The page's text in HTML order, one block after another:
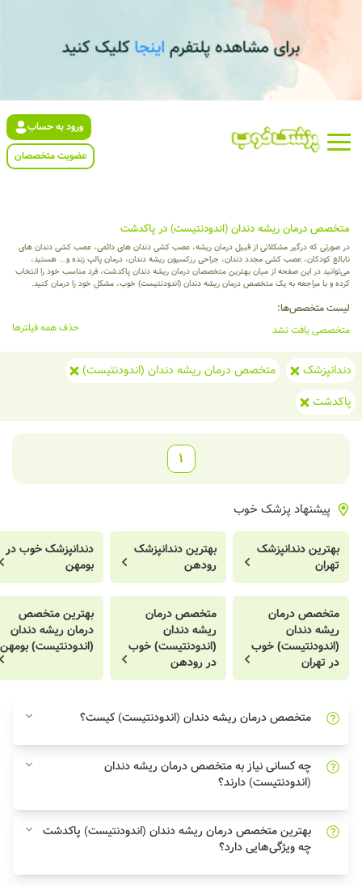
ورود به حساب
عضویت متخصصان
متخصص درمان ریشه دندان (اندودنتیست) در پاکدشت
در صورتی که درگیر مشکلاتی از قبیل درمان ریشه، عصب کشی دندان های دائمی، عصب کشی دندان های
نابالغ کودکان، عصب کشی مجدد دندان، جراحی رزکسیون ریشه دندان، درمان پالپ زنده و... هستید،
می‌توانید در این صفحه از میان بهترین متخصصان درمان ریشه دندان پاکدشت، فرد مناسب خود را انتخاب
کرده و با مراجعه به یک متخصص درمان ریشه دندان (اندودنتیست) خوب، مشکل خود را درمان کنید.
لیست متخصص‌ها:
متخصصی یافت نشد
حذف همه فیلترها
دندانپزشک
متخصص درمان ریشه دندان (اندودنتیست)
پاکدشت
1
پیشنهاد پزشک خوب
بهترین دندانپزشک
تهران
بهترین دندانپزشک
رودهن
دندانپزشک خوب در
بومهن
متخصص درمان
ریشه دندان
(اندودنتیست) خوب
در تهران
متخصص درمان
ریشه دندان
(اندودنتیست) خوب
در رودهن
بهترین متخصص
درمان ریشه دندان
(اندودنتیست) بومهن
متخصص درمان ریشه دندان (اندودنتیست) کیست؟
چه کسانی نیاز به متخصص درمان ریشه دندان
(اندودنتیست) دارند؟
بهترین متخصص درمان ریشه دندان (اندودنتیست) پاکدشت
چه ویژگی‌هایی دارد؟